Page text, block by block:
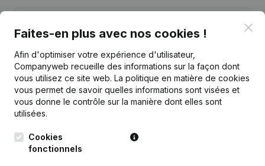
21-03-2019
Siège Social - Demissions -
Nominations (NL)
16-01-2019 Siège Social(NL)
Faites-en plus avec nos cookies !
Afin d'optimiser votre expérience d'utilisateur,
Companyweb recueille des informations sur la façon dont
vous utilisez ce site web. La politique en matière de cookies
vous permet de savoir quelles informations sont visées et
vous donne le contrôle sur la manière dont elles sont
utilisées.
Cookies
fonctionnels